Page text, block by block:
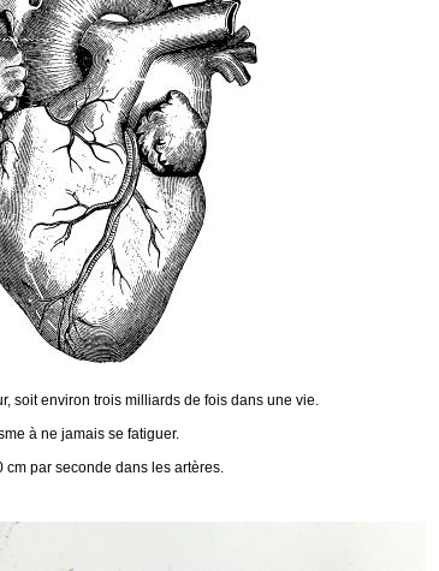
soit environ trois milliards de fois dans une vie.
à ne jamais se fatiguer.
cm par seconde dans les artères.